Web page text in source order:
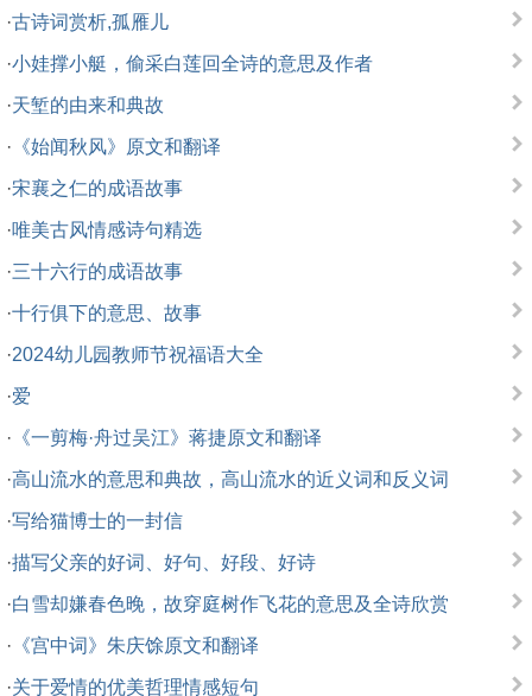
·古诗词赏析,孤雁儿
·小娃撑小艇，偷采白莲回全诗的意思及作者
·天堑的由来和典故
· 《始闻秋风》原文和翻译
·宋襄之仁的成语故事
·唯美古风情感诗句精选
·三十六行的成语故事
·十行俱下的意思、故事
·2024幼儿园教师节祝福语大全
·爱
· 《一剪梅·舟过吴江》蒋捷原文和翻译
·高山流水的意思和典故，高山流水的近义词和反义词
·写给猫博士的一封信
·描写父亲的好词、好句、好段、好诗
·白雪却嫌春色晚，故穿庭树作飞花的意思及全诗欣赏
· 《宫中词》朱庆馀原文和翻译
·关于爱情的优美哲理情感短句